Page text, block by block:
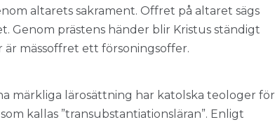
altarets sakrament. Offret på altaret sägs
Genom prästens händer blir Kristus ständigt
mässoffret ett försoningsoffer.
märkliga lärosättning har katolska teologer för
kallas ”transubstantiationsläran”. Enligt